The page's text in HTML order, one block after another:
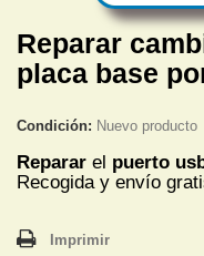
Reparar
placa base
Condición: Nuevo producto
Reparar el puerto
Recogida y envío
Imprimir